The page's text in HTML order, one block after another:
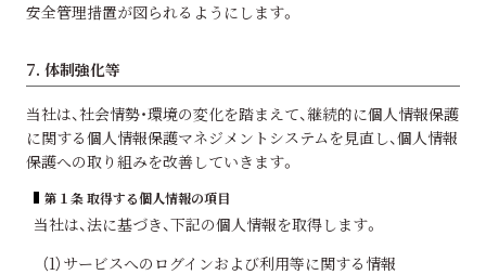
安全管理措置が図られるようにします。
7. 体制強化等
当社は、社会情勢・環境の変化を踏まえて、継続的に個人情報保護
に関する個人情報保護マネジメントシステムを見直し、個人情報
保護への取り組みを改善していきます。
第１条 取得する個人情報の項目
当社は、法に基づき、下記の個人情報を取得します。
（1）サービスへのログインおよび利用等に関する情報